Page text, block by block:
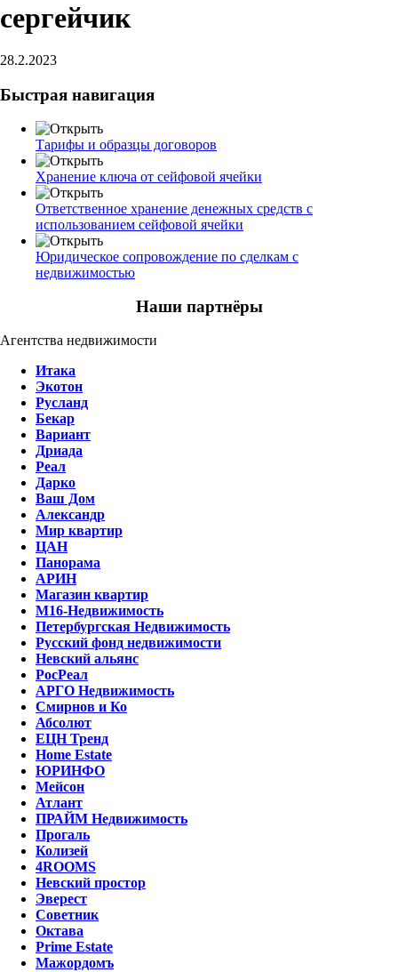
сергейчик
28.2.2023
Быстрая навигация
Тарифы и образцы договоров
Хранение ключа от сейфовой ячейки
Ответственное хранение денежных средств с
использованием сейфовой ячейки
Юридическое сопровождение по сделкам с
недвижимостью
Наши партнёры
Агентства недвижимости
Итака
Экотон
Русланд
Бекар
Вариант
Дриада
Реал
Дарко
Ваш Дом
Александр
Мир квартир
ЦАН
Панорама
АРИН
Магазин квартир
М16-Недвижимость
Петербургская Недвижимость
Русский фонд недвижимости
Невский альянс
РосРеал
АРГО Недвижимость
Смирнов и Ко
Абсолют
ЕЦН Тренд
Home Estate
ЮРИНФО
Мейсон
Атлант
ПРАЙМ Недвижимость
Прогаль
Колизей
4ROOMS
Невский простор
Эверест
Советник
Октава
Prime Estate
Мажордомъ